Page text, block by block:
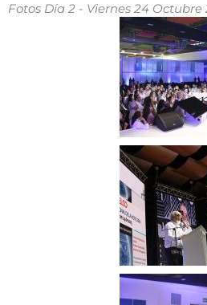
Fotos Día 2 - Viernes 24 Octubre